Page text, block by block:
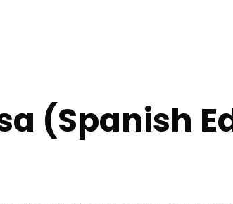
(Spanish